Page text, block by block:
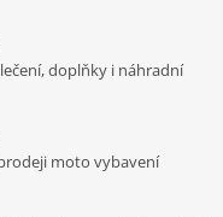
doplňky i náhradní
moto vybavení